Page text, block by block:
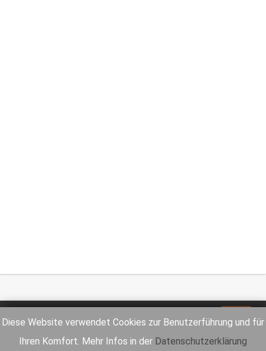
Diese Website verwendet Cookies zur Benutzerführung und für
Ihren Komfort. Mehr Infos in der Datenschutzerklärung